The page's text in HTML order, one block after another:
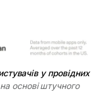
у провідних
основі штучного